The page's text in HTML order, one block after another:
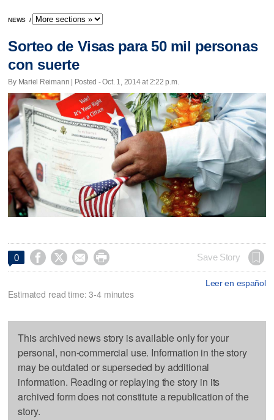
NEWS /
Sorteo de Visas para 50 mil personas
con suerte
By Mariel Reimann | Posted - Oct. 1, 2014 at 2:22 p.m.
0     Save Story
Leer en español
Estimated read time: 3-4 minutes
This archived news story is available only for your
personal, non-commercial use. Information in the story
may be outdated or superseded by additional
information. Reading or replaying the story in its
archived form does not constitute a republication of the
story.